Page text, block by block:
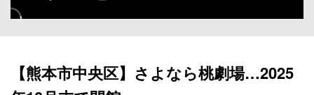
【熊本市中央区】さよなら桃劇場…2025